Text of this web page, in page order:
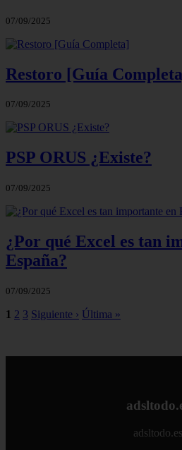
07/09/2025
Restoro [Guía
07/09/2025
PSP ORUS ¿Existe?
07/09/2025
¿Por qué Excel es tan
España?
07/09/2025
1 2 3 Siguiente › Última »
adsltodo.es